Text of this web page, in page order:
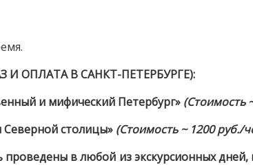
ОПЛАТА В САНКТ-ПЕТЕРБУРГЕ):
и мифический Петербург» (Стоимость
Северной столицы» (Стоимость ~ 1200 руб./
в любой из экскурсионных